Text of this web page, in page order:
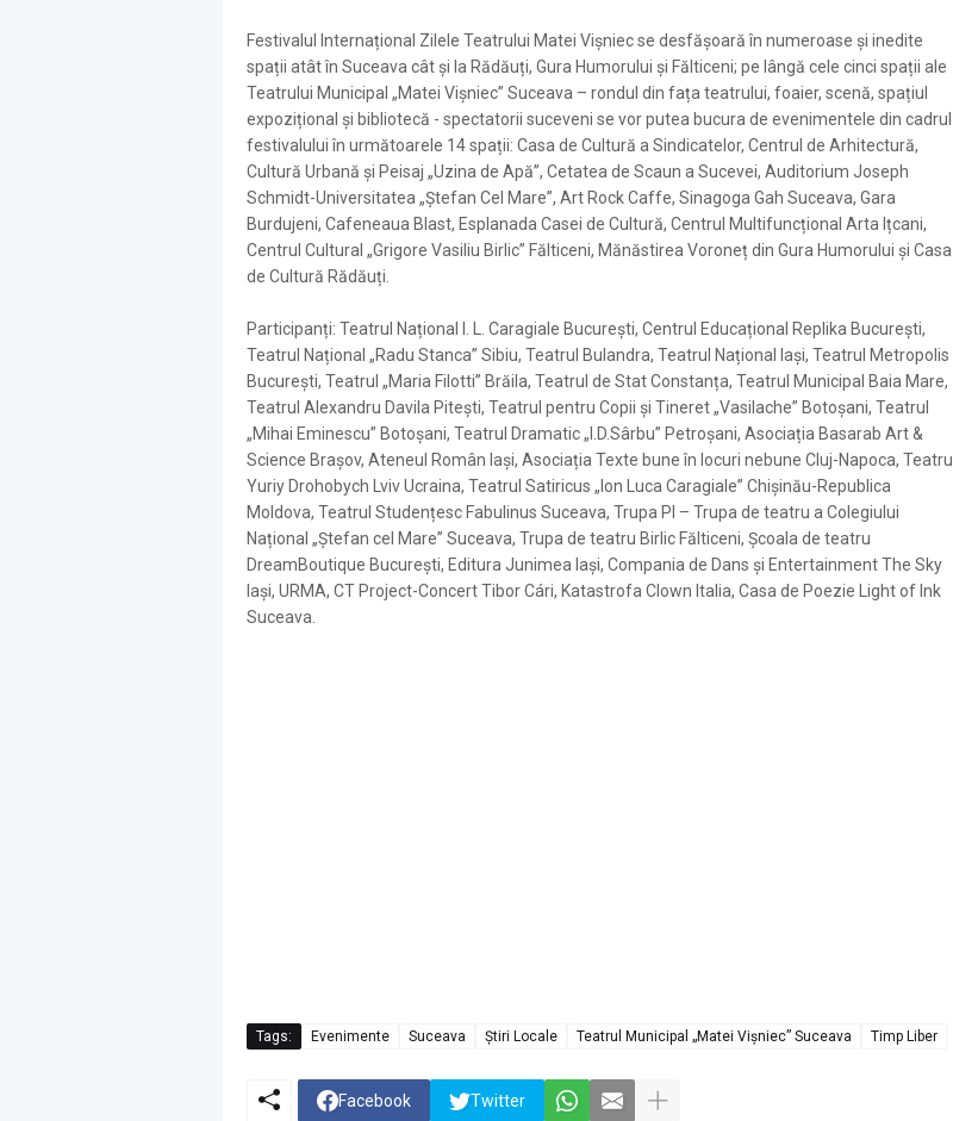
Festivalul Internațional Zilele Teatrului Matei Vișniec se desfășoară în numeroase și inedite
spații atât în Suceava cât și la Rădăuți, Gura Humorului și Fălticeni; pe lângă cele cinci spații ale
Teatrului Municipal „Matei Vișniec” Suceava – rondul din fața teatrului, foaier, scenă, spațiul
expozițional și bibliotecă - spectatorii suceveni se vor putea bucura de evenimentele din cadrul
festivalului în următoarele 14 spații: Casa de Cultură a Sindicatelor, Centrul de Arhitectură,
Cultură Urbană și Peisaj „Uzina de Apă”, Cetatea de Scaun a Sucevei, Auditorium Joseph
Schmidt-Universitatea „Ștefan Cel Mare”, Art Rock Caffe, Sinagoga Gah Suceava, Gara
Burdujeni, Cafeneaua Blast, Esplanada Casei de Cultură, Centrul Multifuncțional Arta Ițcani,
Centrul Cultural „Grigore Vasiliu Birlic” Fălticeni, Mănăstirea Voroneț din Gura Humorului și Casa
de Cultură Rădăuți.
Participanți: Teatrul Național I. L. Caragiale București, Centrul Educațional Replika București,
Teatrul Național „Radu Stanca” Sibiu, Teatrul Bulandra, Teatrul Național Iași, Teatrul Metropolis
București, Teatrul „Maria Filotti” Brăila, Teatrul de Stat Constanța, Teatrul Municipal Baia Mare,
Teatrul Alexandru Davila Pitești, Teatrul pentru Copii și Tineret „Vasilache” Botoșani, Teatrul
„Mihai Eminescu” Botoșani, Teatrul Dramatic „I.D.Sârbu” Petroșani, Asociația Basarab Art &
Science Brașov, Ateneul Român Iași, Asociația Texte bune în locuri nebune Cluj-Napoca, Teatrul
Yuriy Drohobych Lviv Ucraina, Teatrul Satiricus „Ion Luca Caragiale” Chișinău-Republica
Moldova, Teatrul Studențesc Fabulinus Suceava, Trupa PI – Trupa de teatru a Colegiului
Național „Ștefan cel Mare” Suceava, Trupa de teatru Birlic Fălticeni, Școala de teatru
DreamBoutique București, Editura Junimea Iași, Compania de Dans și Entertainment The Sky
Iași, URMA, CT Project-Concert Tibor Cári, Katastrofa Clown Italia, Casa de Poezie Light of Ink
Suceava.
Tags: Evenimente Suceava Știri Locale Teatrul Municipal „Matei Vișniec” Suceava Timp Liber
Facebook Twitter